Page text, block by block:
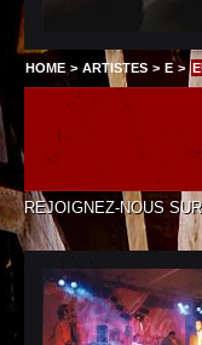
HOME > ARTISTES > E >
REJOIGNEZ-NOUS SUR